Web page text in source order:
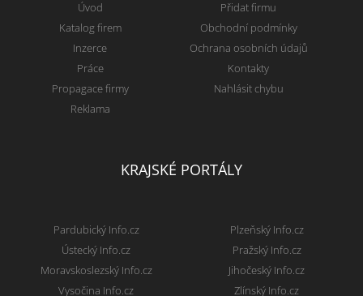
Úvod
Katalog firem
Inzerce
Práce
Propagace firmy
Reklama
Přidat firmu
Obchodní podmínky
Ochrana osobních údajů
Kontakty
Nahlásit chybu
KRAJSKÉ PORTÁLY
Pardubický Info.cz
Ústecký Info.cz
Moravskoslezský Info.cz
Vysočina Info.cz
Plzeňský Info.cz
Pražský Info.cz
Jihočeský Info.cz
Zlínský Info.cz